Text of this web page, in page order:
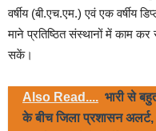
वर्षीय (बी.एच.एम.) एवं एक वर्षीय
माने प्रतिष्ठित संस्थानों में काम
सकें।
Also Read.... भारी से
के बीच जिला प्रशासन अलर्ट,